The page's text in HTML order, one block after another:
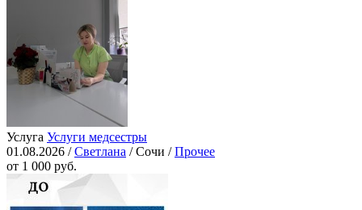
Услуга Услуги медсестры
01.08.2026 /Светлана / Сочи /Прочее
от 1 000 руб.